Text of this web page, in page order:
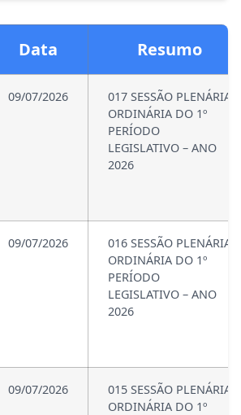
Data Resumo
09/07/2026
017 SESSÃO PLENÁRIA
ORDINÁRIA DO 1º
PERÍODO
LEGISLATIVO – ANO
2026
09/07/2026
016 SESSÃO PLENÁRIA
ORDINÁRIA DO 1º
PERÍODO
LEGISLATIVO – ANO
2026
09/07/2026
015 SESSÃO PLENÁRIA
ORDINÁRIA DO 1º